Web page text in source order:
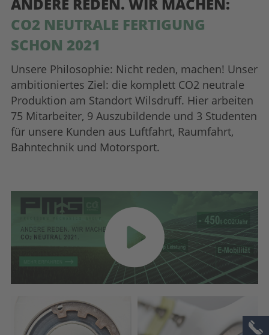
CO2 NEUTRALE FERTIGUNG
SCHON 2021
Unsere Philosophie: Nicht reden, machen! Unser
ambitioniertes Ziel: die komplett CO2 neutrale
Produktion am Standort Wilsdruff. Hier arbeiten
75 Mitarbeiter, 9 Auszubildende und 3 Studenten
für unsere Kunden aus Luftfahrt, Raumfahrt,
Bahntechnik und Motorsport.